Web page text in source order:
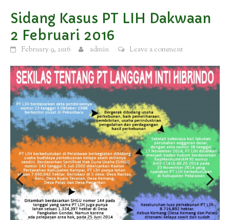
Sidang Kasus PT LIH Dakwaan
2 Februari 2016
February 9, 2016 admin Leave a comment
Previous Next